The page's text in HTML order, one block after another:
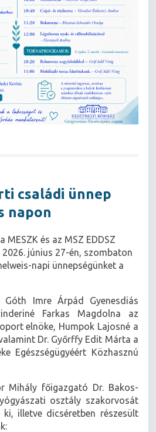
családi ünnep
napon
MESZK és az MSZ EDDSZ
2026. június 27-én, szombaton
napi ünnepségünket a
Imre Árpád Gyenesdiás
Farkas Magdolna az
elnöke, Humpok Lajosné a
Dr. Győrffy Edit Márta a
Egészségügyéért Közhasznú
Mihály főigazgató Dr. Bakos-
osztály szakorvosát
ki, illetve dicséretben részesült